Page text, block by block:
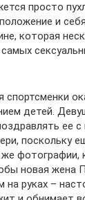
просто
и
которая
детей.
ее с
поскольку
фотографии,
новая жена
на руках –